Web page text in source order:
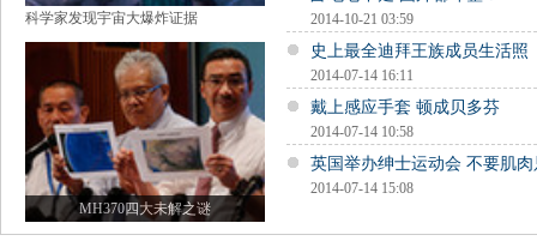
科学家发现宇宙大爆炸证据
MH370四大未解之谜
2014-10-21 03:59
史上最全迪拜王族成员生活照
2014-07-14 16:11
戴上感应手套 顿成贝多芬
2014-07-14 10:58
英国举办绅士运动会 不要肌
2014-07-14 15:08